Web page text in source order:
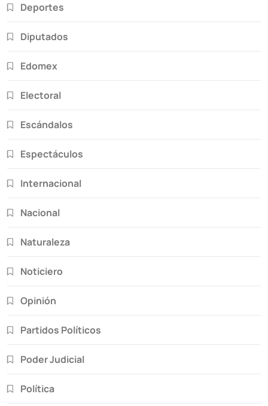
Deportes
Diputados
Edomex
Electoral
Escándalos
Espectáculos
Internacional
Nacional
Naturaleza
Noticiero
Opinión
Partidos Políticos
Poder Judicial
Política